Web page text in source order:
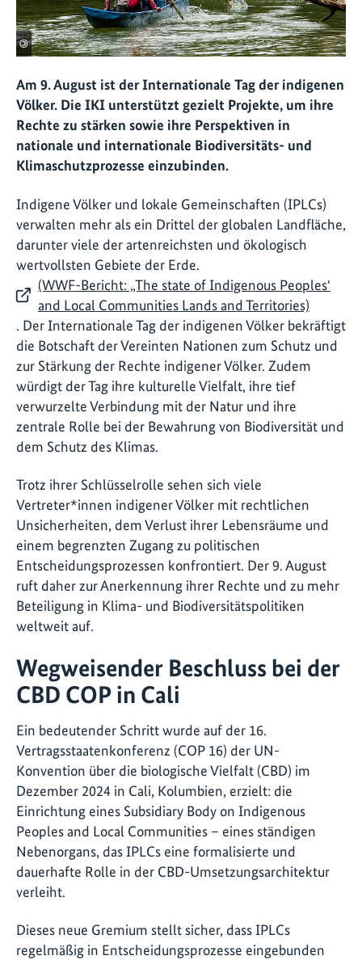
©
Am 9. August ist der Internationale Tag der indigenen
Völker. Die IKI unterstützt gezielt Projekte, um ihre
Rechte zu stärken sowie ihre Perspektiven in
nationale und internationale Biodiversitäts- und
Klimaschutzprozesse einzubinden.
Indigene Völker und lokale Gemeinschaften (IPLCs)
verwalten mehr als ein Drittel der globalen Landfläche,
darunter viele der artenreichsten und ökologisch
wertvollsten Gebiete der Erde.
(WWF-Bericht: „The state of Indigenous Peoples‘
and Local Communities Lands and Territories)
. Der Internationale Tag der indigenen Völker bekräftigt
die Botschaft der Vereinten Nationen zum Schutz und
zur Stärkung der Rechte indigener Völker. Zudem
würdigt der Tag ihre kulturelle Vielfalt, ihre tief
verwurzelte Verbindung mit der Natur und ihre
zentrale Rolle bei der Bewahrung von Biodiversität und
dem Schutz des Klimas.
Trotz ihrer Schlüsselrolle sehen sich viele
Vertreter*innen indigener Völker mit rechtlichen
Unsicherheiten, dem Verlust ihrer Lebensräume und
einem begrenzten Zugang zu politischen
Entscheidungsprozessen konfrontiert. Der 9. August
ruft daher zur Anerkennung ihrer Rechte und zu mehr
Beteiligung in Klima- und Biodiversitätspolitiken
weltweit auf.
Wegweisender Beschluss bei der
CBD COP in Cali
Ein bedeutender Schritt wurde auf der 16.
Vertragsstaatenkonferenz (COP 16) der UN-
Konvention über die biologische Vielfalt (CBD) im
Dezember 2024 in Cali, Kolumbien, erzielt: die
Einrichtung eines Subsidiary Body on Indigenous
Peoples and Local Communities – eines ständigen
Nebenorgans, das IPLCs eine formalisierte und
dauerhafte Rolle in der CBD-Umsetzungsarchitektur
verleiht.
Dieses neue Gremium stellt sicher, dass IPLCs
regelmäßig in Entscheidungsprozesse eingebunden